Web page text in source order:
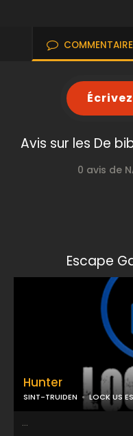
Avis sur les De
0 avis de
Escape
Hunter
SINT-TRUIDEN LOCK US
...